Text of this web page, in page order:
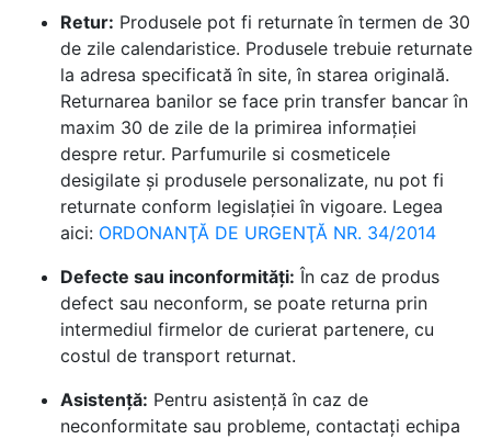
Retur: Produsele pot fi returnate în termen de 30
de zile calendaristice. Produsele trebuie returnate
la adresa specificată în site, în starea originală.
Returnarea banilor se face prin transfer bancar în
maxim 30 de zile de la primirea informației
despre retur. Parfumurile si cosmeticele
desigilate și produsele personalizate, nu pot fi
returnate conform legislației în vigoare. Legea
aici: ORDONANŢĂ DE URGENŢĂ NR. 34/2014
Defecte sau inconformități: În caz de produs
defect sau neconform, se poate returna prin
intermediul firmelor de curierat partenere, cu
costul de transport returnat.
Asistență: Pentru asistență în caz de
neconformitate sau probleme, contactați echipa